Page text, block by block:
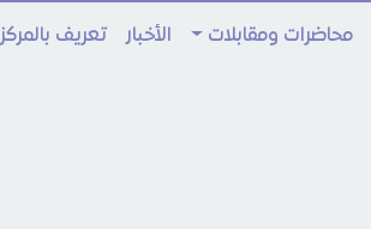
محاضرات ومقابلات الأخبار تعريف بالمركز